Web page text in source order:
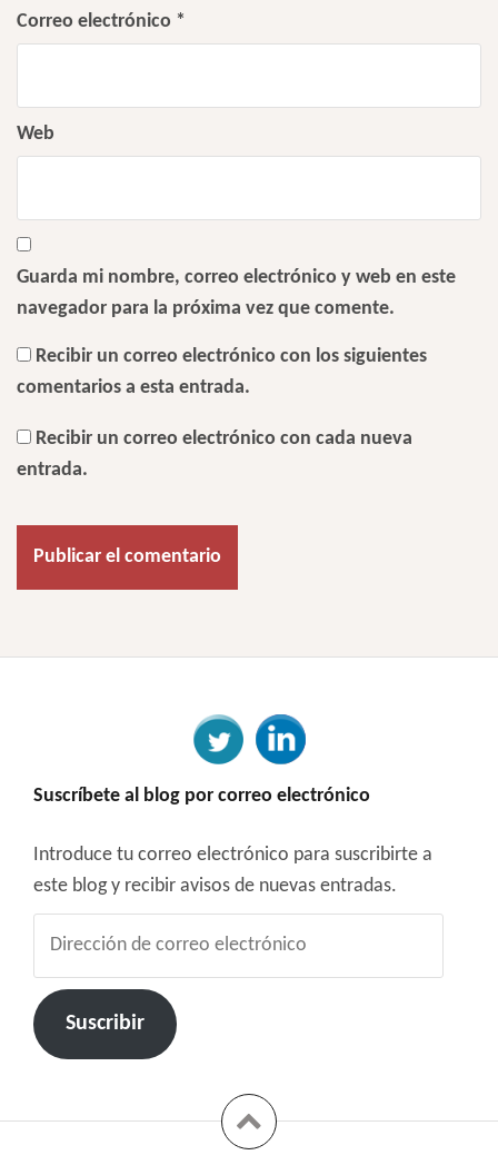
Correo electrónico *
Web
Guarda mi nombre, correo electrónico y web en este
navegador para la próxima vez que comente.
Recibir un correo electrónico con los siguientes
comentarios a esta entrada.
Recibir un correo electrónico con cada nueva
entrada.
Suscríbete al blog por correo electrónico
Introduce tu correo electrónico para suscribirte a
este blog y recibir avisos de nuevas entradas.
correo
electrónico
Suscribir